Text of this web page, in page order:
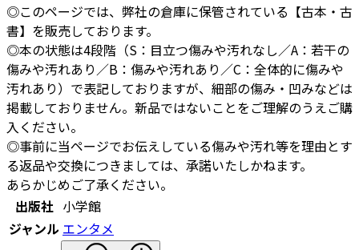
◎このページでは、弊社の倉庫に保管されている【古本・古
書】を販売しております。
◎本の状態は4段階（S：目立つ傷みや汚れなし／A：若干の
傷みや汚れあり／B：傷みや汚れあり／C：全体的に傷みや
汚れあり）で表記しておりますが、細部の傷み・凹みなどは
掲載しておりません。新品ではないことをご理解のうえご購
入ください。
◎事前に当ページでお伝えしている傷みや汚れ等を理由とす
る返品や交換につきましては、承諾いたしかねます。
あらかじめご了承ください。
出版社 小学館
ジャンル エンタメ